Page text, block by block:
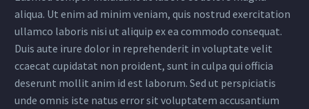
aliqua. Ut enim ad minim veniam, quis nostrud exercitation
ullamco laboris nisi ut aliquip ex ea commodo consequat.
Duis aute irure dolor in reprehenderit in voluptate velit
ccaecat cupidatat non proident, sunt in culpa qui officia
deserunt mollit anim id est laborum. Sed ut perspiciatis
unde omnis iste natus error sit voluptatem accusantium